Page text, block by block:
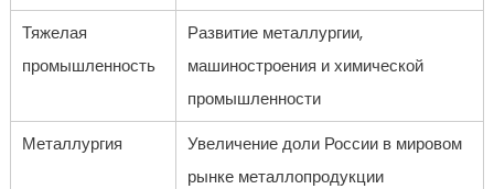
Тяжелая
промышленность
Развитие металлургии,
машиностроения и химической
промышленности
Металлургия
Увеличение доли России в мировом
рынке металлопродукции